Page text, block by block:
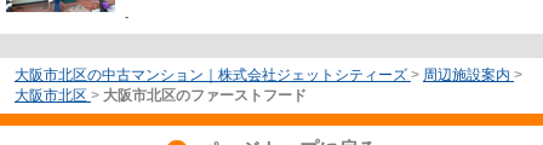
-
大阪市北区の中古マンション｜株式会社ジェットシティーズ > 周辺施設案内 >
大阪市北区 > 大阪市北区のファーストフード